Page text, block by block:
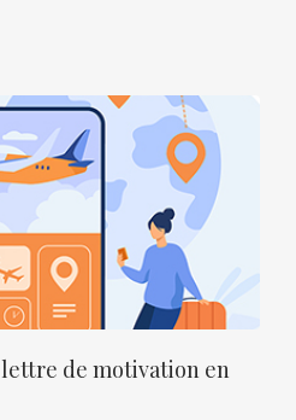
de motivation en